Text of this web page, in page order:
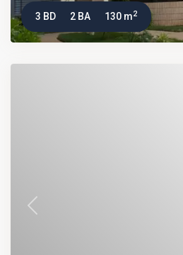
3 BD 2 BA 130 m2
Previous